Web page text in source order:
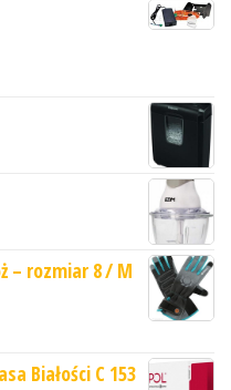
– rozmiar 8 / M
Białości C 153